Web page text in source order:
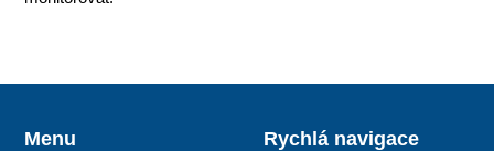
Menu Rychlá navigace